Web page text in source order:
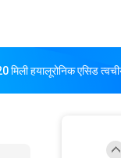
मिली हयालूरोनिक एसिड